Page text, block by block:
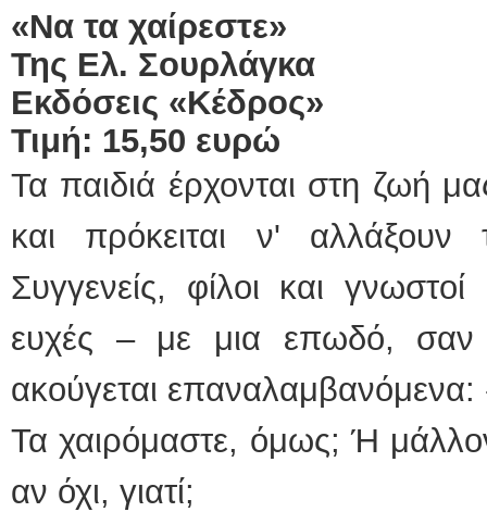
«Να τα χαίρεστε»
Της Ελ. Σουρλάγκα
Εκδόσεις «Κέδρος»
Τιμή: 15,50 ευρώ
Τα παιδιά έρχονται στη ζωή
και πρόκειται ν'
Συγγενείς, φίλοι και
ευχές – με μια επωδό, σαν
ακούγεται επαναλαμβανόμενα:
Τα χαιρόμαστε, όμως; Ή
αν όχι, γιατί;